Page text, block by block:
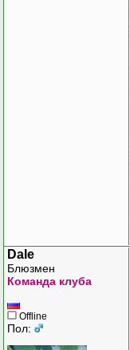
Dale
Блюзмен
Команда клуба
Offline
Пол: